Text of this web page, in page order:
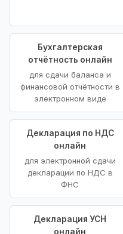
Бухгалтерская
отчётность онлайн
для сдачи баланса и
финансовой отчётности в
электронном виде
Декларация по НДС
онлайн
для электронной сдачи
декларации по НДС в
ФНС
Декларация УСН
онлайн